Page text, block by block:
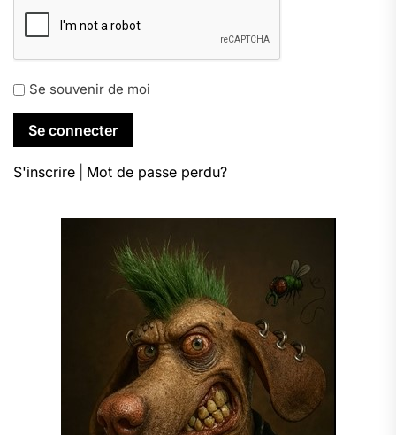
Se souvenir de moi
S'inscrire Mot de passe perdu?